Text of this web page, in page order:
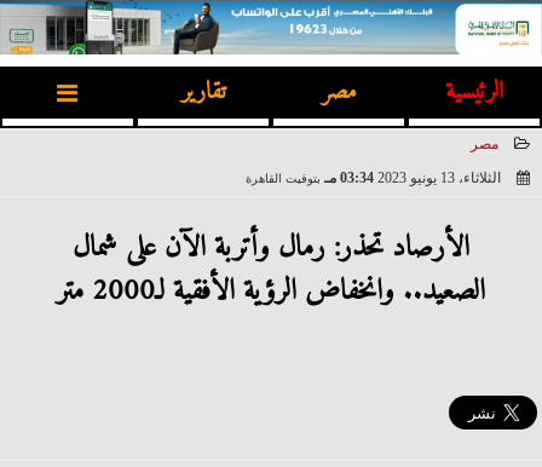
الرئيسية مصر تقارير
مصر
الثلاثاء، 13 يونيو 2023
03:34 مـ بتوقيت القاهرة
الأرصاد تحذر: رمال وأتربة الآن على شمال
الصعيد.. وانخفاض الرؤية الأفقية لـ2000 متر